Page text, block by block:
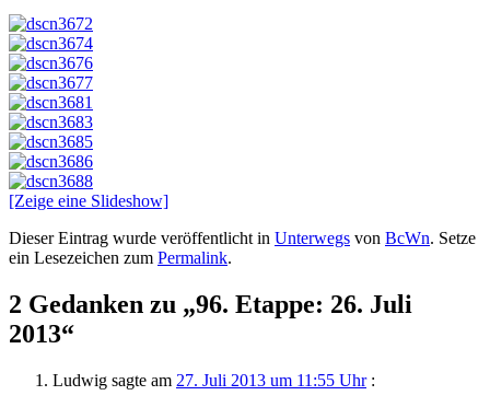
[Zeige eine Slideshow]
Dieser Eintrag wurde veröffentlicht in Unterwegs von BcWn. Setze
ein Lesezeichen zum Permalink.
2 Gedanken zu „96. Etappe: 26. Juli
2013“
Ludwig sagte am 27. Juli 2013 um 11:55 Uhr :